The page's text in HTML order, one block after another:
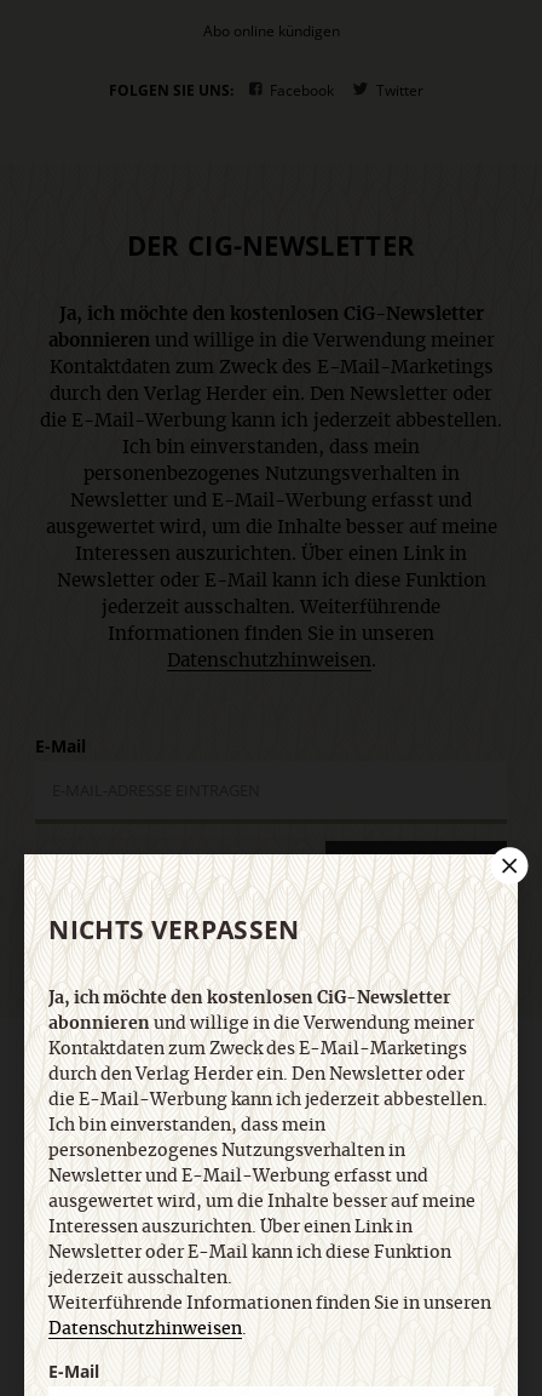
Abo online kündigen
FOLGEN SIE UNS: Facebook Twitter
DER CIG-NEWSLETTER
Ja, ich möchte den kostenlosen CiG-Newsletter
abonnieren und willige in die Verwendung meiner
Kontaktdaten zum Zweck des E-Mail-Marketings
durch den Verlag Herder ein. Den Newsletter oder
die E-Mail-Werbung kann ich jederzeit abbestellen.
Ich bin einverstanden, dass mein
personenbezogenes Nutzungsverhalten in
Newsletter und E-Mail-Werbung erfasst und
ausgewertet wird, um die Inhalte besser auf meine
Interessen auszurichten. Über einen Link in
Newsletter oder E-Mail kann ich diese Funktion
jederzeit ausschalten. Weiterführende
Informationen finden Sie in unseren
Datenschutzhinweisen .
E-Mail
Jetzt anmelden
AGB und Widerrufsbelehrung Datenschutz
Barrierefreiheit
Impressum
Vertrag widerrufen Abo online kündigen
NICHTS VERPASSEN
Ja, ich möchte den kostenlosen CiG-Newsletter
abonnierenund willige in die Verwendung meiner
Kontaktdaten zum Zweck des E-Mail-Marketings
durch den Verlag Herder ein. Den Newsletter oder
die E-Mail-Werbung kann ich jederzeit abbestellen.
Ich bin einverstanden, dass mein
personenbezogenes Nutzungsverhalten in
Newsletter und E-Mail-Werbung erfasst und
ausgewertet wird, um die Inhalte besser auf meine
Interessen auszurichten. Über einen Link in
Newsletter oder E-Mail kann ich diese Funktion
jederzeit ausschalten.
Weiterführende Informationen finden Sie in unseren
Datenschutzhinweisen.
E-Mail